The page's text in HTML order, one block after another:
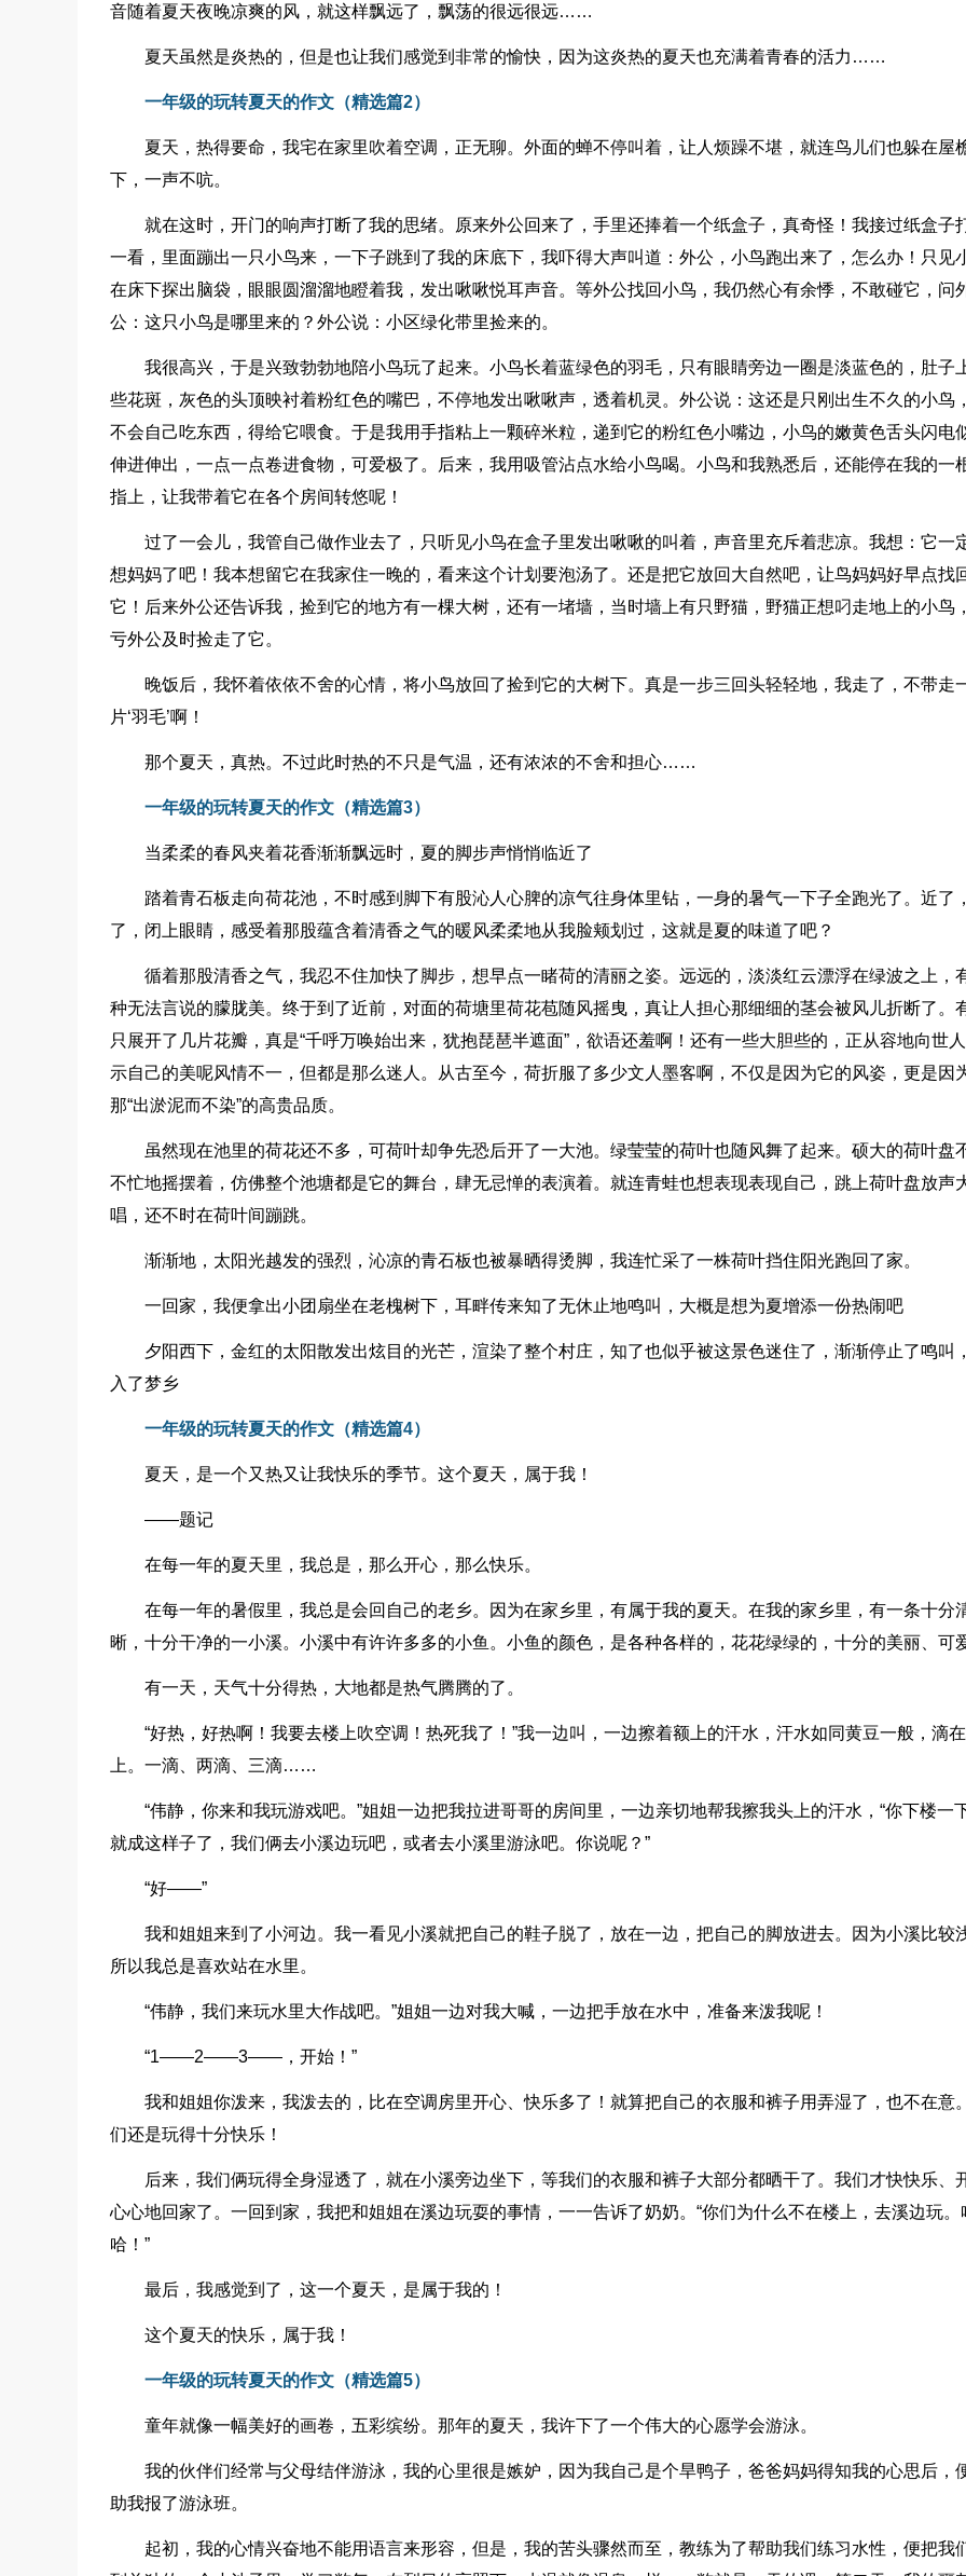
音随着夏天夜晚凉爽的风，就这样飘远了，飘荡的很远很远……
夏天虽然是炎热的，但是也让我们感觉到非常的愉快，因为这炎热的夏天也充满着青春的活力……
一年级的玩转夏天的作文（精选篇2）
夏天，热得要命，我宅在家里吹着空调，正无聊。外面的蝉不停叫着，让人烦躁不堪，就连鸟儿们也躲在屋
下，一声不吭。
就在这时，开门的响声打断了我的思绪。原来外公回来了，手里还捧着一个纸盒子，真奇怪！我接过纸盒子
一看，里面蹦出一只小鸟来，一下子跳到了我的床底下，我吓得大声叫道：外公，小鸟跑出来了，怎么办！只见
在床下探出脑袋，眼眼圆溜溜地瞪着我，发出啾啾悦耳声音。等外公找回小鸟，我仍然心有余悸，不敢碰它，问
公：这只小鸟是哪里来的？外公说：小区绿化带里捡来的。
我很高兴，于是兴致勃勃地陪小鸟玩了起来。小鸟长着蓝绿色的羽毛，只有眼睛旁边一圈是淡蓝色的，肚子
些花斑，灰色的头顶映衬着粉红色的嘴巴，不停地发出啾啾声，透着机灵。外公说：这还是只刚出生不久的小鸟
不会自己吃东西，得给它喂食。于是我用手指粘上一颗碎米粒，递到它的粉红色小嘴边，小鸟的嫩黄色舌头闪电
伸进伸出，一点一点卷进食物，可爱极了。后来，我用吸管沾点水给小鸟喝。小鸟和我熟悉后，还能停在我的一
指上，让我带着它在各个房间转悠呢！
过了一会儿，我管自己做作业去了，只听见小鸟在盒子里发出啾啾的叫着，声音里充斥着悲凉。我想：它一
想妈妈了吧！我本想留它在我家住一晚的，看来这个计划要泡汤了。还是把它放回大自然吧，让鸟妈妈好早点找
它！后来外公还告诉我，捡到它的地方有一棵大树，还有一堵墙，当时墙上有只野猫，野猫正想叼走地上的小鸟
亏外公及时捡走了它。
晚饭后，我怀着依依不舍的心情，将小鸟放回了捡到它的大树下。真是一步三回头轻轻地，我走了，不带走
片‘羽毛’啊！
那个夏天，真热。不过此时热的不只是气温，还有浓浓的不舍和担心……
一年级的玩转夏天的作文（精选篇3）
当柔柔的春风夹着花香渐渐飘远时，夏的脚步声悄悄临近了
踏着青石板走向荷花池，不时感到脚下有股沁人心脾的凉气往身体里钻，一身的暑气一下子全跑光了。近了
了，闭上眼睛，感受着那股蕴含着清香之气的暖风柔柔地从我脸颊划过，这就是夏的味道了吧？
循着那股清香之气，我忍不住加快了脚步，想早点一睹荷的清丽之姿。远远的，淡淡红云漂浮在绿波之上，
种无法言说的朦胧美。终于到了近前，对面的荷塘里荷花苞随风摇曳，真让人担心那细细的茎会被风儿折断了。
只展开了几片花瓣，真是“千呼万唤始出来，犹抱琵琶半遮面”，欲语还羞啊！还有一些大胆些的，正从容地向世
示自己的美呢风情不一，但都是那么迷人。从古至今，荷折服了多少文人墨客啊，不仅是因为它的风姿，更是因
那“出淤泥而不染”的高贵品质。
虽然现在池里的荷花还不多，可荷叶却争先恐后开了一大池。绿莹莹的荷叶也随风舞了起来。硕大的荷叶盘
不忙地摇摆着，仿佛整个池塘都是它的舞台，肆无忌惮的表演着。就连青蛙也想表现表现自己，跳上荷叶盘放声
唱，还不时在荷叶间蹦跳。
渐渐地，太阳光越发的强烈，沁凉的青石板也被暴晒得烫脚，我连忙采了一株荷叶挡住阳光跑回了家。
一回家，我便拿出小团扇坐在老槐树下，耳畔传来知了无休止地鸣叫，大概是想为夏增添一份热闹吧
夕阳西下，金红的太阳散发出炫目的光芒，渲染了整个村庄，知了也似乎被这景色迷住了，渐渐停止了鸣叫
入了梦乡
一年级的玩转夏天的作文（精选篇4）
夏天，是一个又热又让我快乐的季节。这个夏天，属于我！
——题记
在每一年的夏天里，我总是，那么开心，那么快乐。
在每一年的暑假里，我总是会回自己的老乡。因为在家乡里，有属于我的夏天。在我的家乡里，有一条十分
晰，十分干净的一小溪。小溪中有许许多多的小鱼。小鱼的颜色，是各种各样的，花花绿绿的，十分的美丽、可
有一天，天气十分得热，大地都是热气腾腾的了。
“好热，好热啊！我要去楼上吹空调！热死我了！”我一边叫，一边擦着额上的汗水，汗水如同黄豆一般，滴
上。一滴、两滴、三滴……
“伟静，你来和我玩游戏吧。”姐姐一边把我拉进哥哥的房间里，一边亲切地帮我擦我头上的汗水，“你下楼一
就成这样子了，我们俩去小溪边玩吧，或者去小溪里游泳吧。你说呢？”
“好——”
我和姐姐来到了小河边。我一看见小溪就把自己的鞋子脱了，放在一边，把自己的脚放进去。因为小溪比较
所以我总是喜欢站在水里。
“伟静，我们来玩水里大作战吧。”姐姐一边对我大喊，一边把手放在水中，准备来泼我呢！
“1——2——3——，开始！”
我和姐姐你泼来，我泼去的，比在空调房里开心、快乐多了！就算把自己的衣服和裤子用弄湿了，也不在意
们还是玩得十分快乐！
后来，我们俩玩得全身湿透了，就在小溪旁边坐下，等我们的衣服和裤子大部分都晒干了。我们才快快乐、
心心地回家了。一回到家，我把和姐姐在溪边玩耍的事情，一一告诉了奶奶。“你们为什么不在楼上，去溪边玩。
哈！”
最后，我感觉到了，这一个夏天，是属于我的！
这个夏天的快乐，属于我！
一年级的玩转夏天的作文（精选篇5）
童年就像一幅美好的画卷，五彩缤纷。那年的夏天，我许下了一个伟大的心愿学会游泳。
我的伙伴们经常与父母结伴游泳，我的心里很是嫉妒，因为我自己是个旱鸭子，爸爸妈妈得知我的心思后，
助我报了游泳班。
起初，我的心情兴奋地不能用语言来形容，但是，我的苦头骤然而至，教练为了帮助我们练习水性，便把我